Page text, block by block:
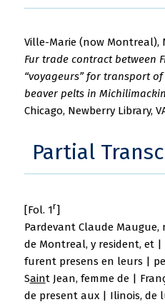
Ville-Marie (now Montreal),
Fur trade contract between
“voyageurs” for transport
beaver pelts in
Chicago, Newberry Library,
Partial
[Fol. 1r]
Pardevant Claude Maugue,
de Montreal, y resident, et |
furent presens en leurs |
Saint Jean, femme de |
de present aux | Ilinois, de